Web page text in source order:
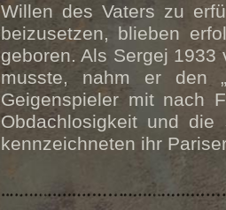
Willen des Vaters zu
beizusetzen, blieben
geboren. Als Sergej
musste, nahm er den
Geigenspieler mit nach
Obdachlosigkeit und die
kennzeichneten ihr